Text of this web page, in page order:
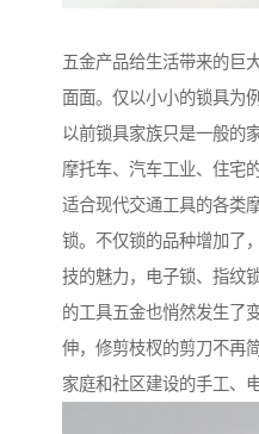
五金产品给生活带来的巨
面面。仅以小小的锁具为
以前锁具家族只是一般的
摩托车、汽车工业、住宅
适合现代交通工具的各类
锁。不仅锁的品种增加了
技的魅力，电子锁、指纹
的工具五金也悄然发生了
伸，修剪枝杈的剪刀不再
家庭和社区建设的手工、